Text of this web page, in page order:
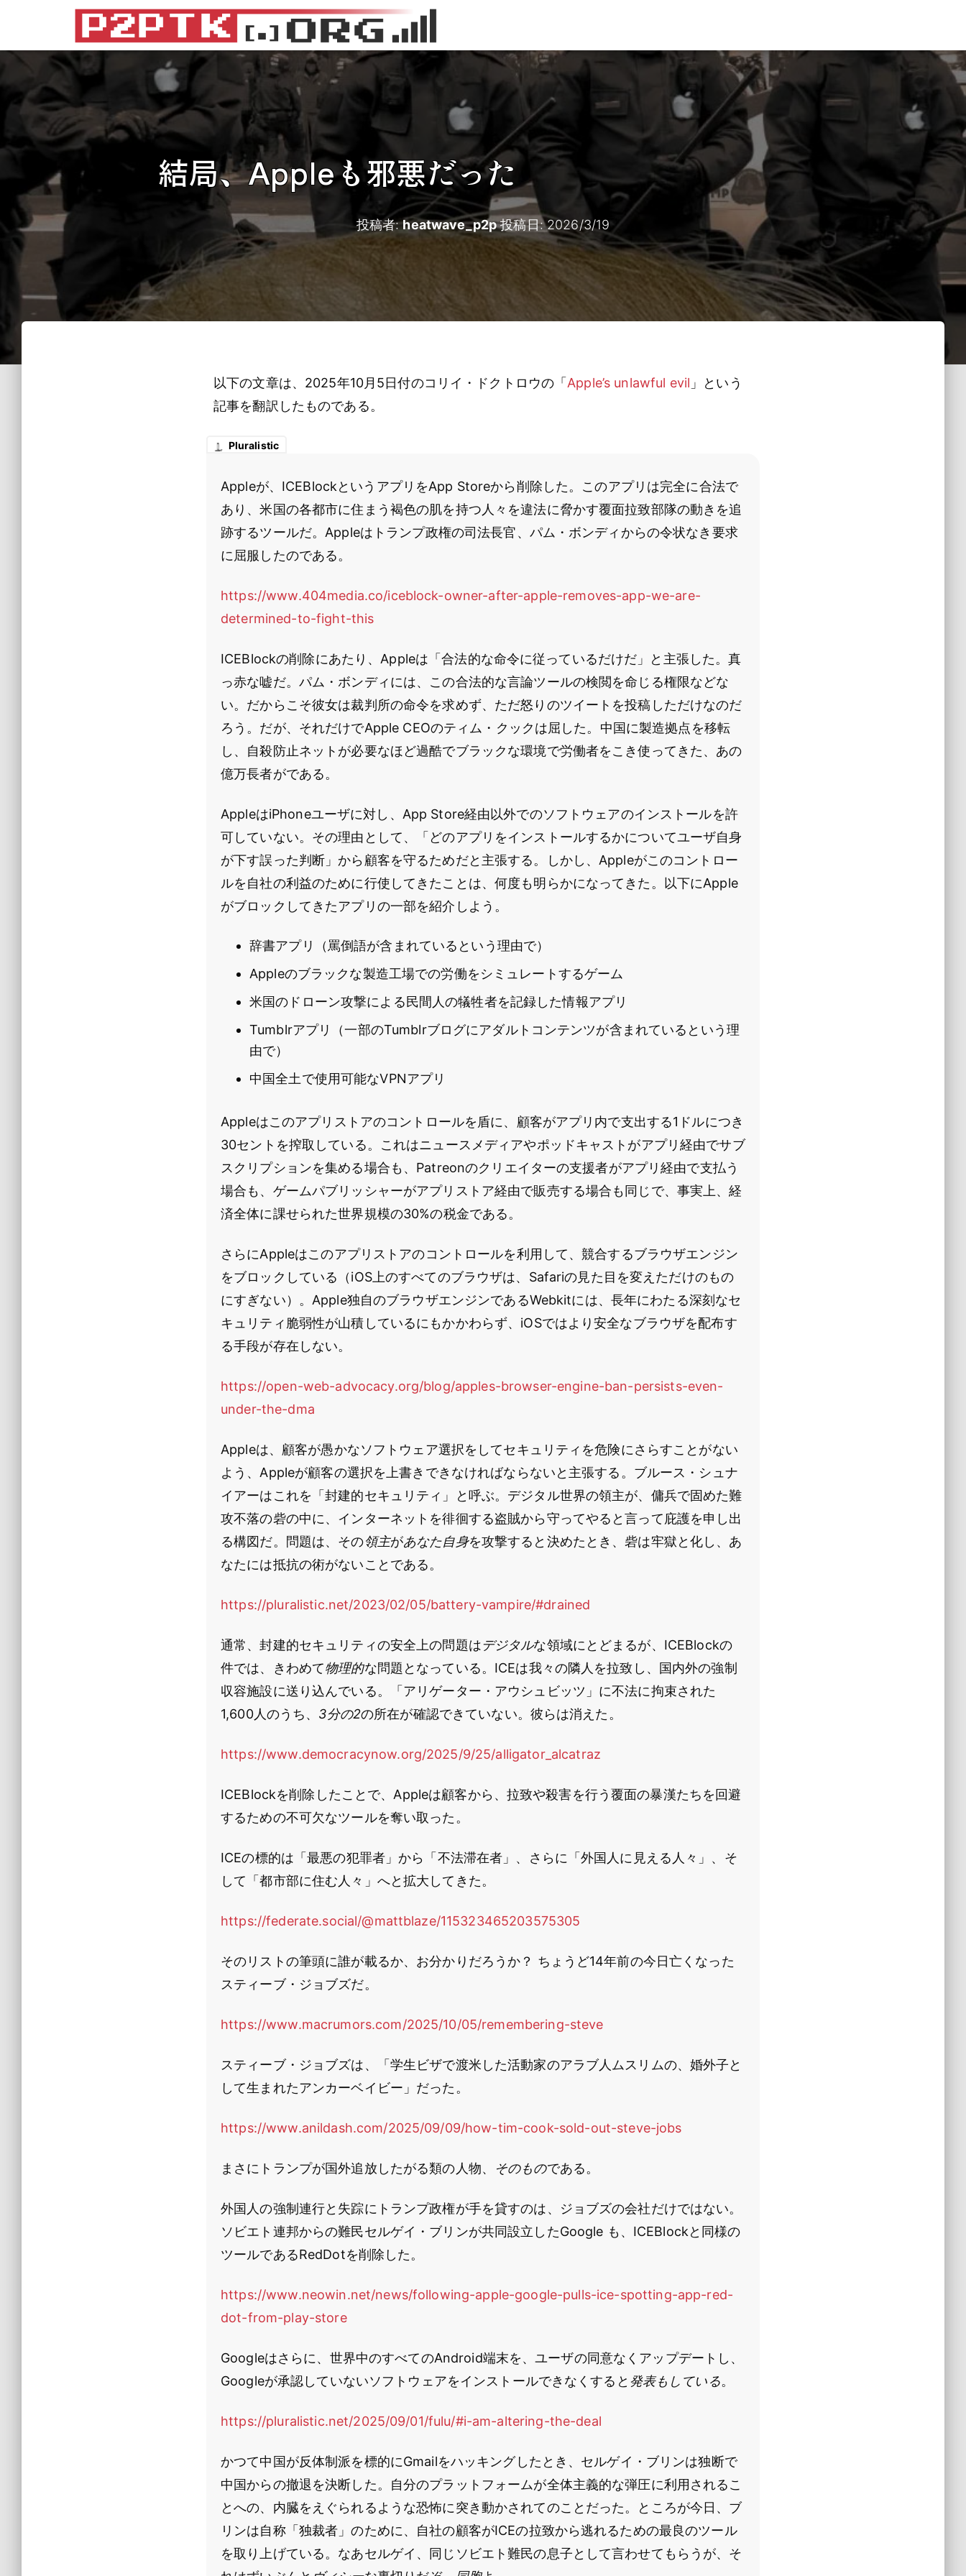
結局、Appleも邪悪だった
投稿者:heatwave_p2p投稿日:2026/3/19
以下の文章は、2025年10月5日付のコリイ・ドクトロウの「 Apple’s unlawful evil 」という
記事を翻訳したものである。
Pluralistic
Appleが、ICEBlockというアプリをApp Storeから削除した。このアプリは完全に合法で
あり、米国の各都市に住まう褐色の肌を持つ人々を違法に脅かす覆面拉致部隊の動きを追
跡するツールだ。Appleはトランプ政権の司法長官、パム・ボンディからの令状なき要求
に屈服したのである。
https://www.404media.co/iceblock-owner-after-apple-removes-app-we-are-
determined-to-fight-this
ICEBlockの削除にあたり、Appleは「合法的な命令に従っているだけだ」と主張した。真
っ赤な嘘だ。パム・ボンディには、この合法的な言論ツールの検閲を命じる権限などな
い。だからこそ彼女は裁判所の命令を求めず、ただ怒りのツイートを投稿しただけなのだ
ろう。だが、それだけでApple CEOのティム・クックは屈した。中国に製造拠点を移転
し、自殺防止ネットが必要なほど過酷でブラックな環境で労働者をこき使ってきた、あの
億万長者がである。
AppleはiPhoneユーザに対し、App Store経由以外でのソフトウェアのインストールを許
可していない。その理由として、「どのアプリをインストールするかについてユーザ自身
が下す誤った判断」から顧客を守るためだと主張する。しかし、Appleがこのコントロー
ルを自社の利益のために行使してきたことは、何度も明らかになってきた。以下にApple
がブロックしてきたアプリの一部を紹介しよう。
辞書アプリ（罵倒語が含まれているという理由で）
Appleのブラックな製造工場での労働をシミュレートするゲーム
米国のドローン攻撃による民間人の犠牲者を記録した情報アプリ
Tumblrアプリ（一部のTumblrブログにアダルトコンテンツが含まれているという理
由で）
中国全土で使用可能なVPNアプリ
Appleはこのアプリストアのコントロールを盾に、顧客がアプリ内で支出する1ドルにつき
30セントを搾取している。これはニュースメディアやポッドキャストがアプリ経由でサブ
スクリプションを集める場合も、Patreonのクリエイターの支援者がアプリ経由で支払う
場合も、ゲームパブリッシャーがアプリストア経由で販売する場合も同じで、事実上、経
済全体に課せられた世界規模の30%の税金である。
さらにAppleはこのアプリストアのコントロールを利用して、競合するブラウザエンジン
をブロックしている（iOS上のすべてのブラウザは、Safariの見た目を変えただけのもの
にすぎない）。Apple独自のブラウザエンジンであるWebkitには、長年にわたる深刻なセ
キュリティ脆弱性が山積しているにもかかわらず、iOSではより安全なブラウザを配布す
る手段が存在しない。
https://open-web-advocacy.org/blog/apples-browser-engine-ban-persists-even-
under-the-dma
Appleは、顧客が愚かなソフトウェア選択をしてセキュリティを危険にさらすことがない
よう、Appleが顧客の選択を上書きできなければならないと主張する。ブルース・シュナ
イアーはこれを「封建的セキュリティ」と呼ぶ。デジタル世界の領主が、傭兵で固めた難
攻不落の砦の中に、インターネットを徘徊する盗賊から守ってやると言って庇護を申し出
る構図だ。問題は、その領主があなた自身を攻撃すると決めたとき、砦は牢獄と化し、あ
なたには抵抗の術がないことである。
https://pluralistic.net/2023/02/05/battery-vampire/#drained
通常、封建的セキュリティの安全上の問題はデジタルな領域にとどまるが、ICEBlockの
件では、きわめて物理的な問題となっている。ICEは我々の隣人を拉致し、国内外の強制
収容施設に送り込んでいる。「アリゲーター・アウシュビッツ」に不法に拘束された
1,600人のうち、 3分の2の所在が確認できていない。彼らは消えた。
https://www.democracynow.org/2025/9/25/alligator_alcatraz
ICEBlockを削除したことで、Appleは顧客から、拉致や殺害を行う覆面の暴漢たちを回避
するための不可欠なツールを奪い取った。
ICEの標的は「最悪の犯罪者」から「不法滞在者」、さらに「外国人に見える人々」、そ
して「都市部に住む人々」へと拡大してきた。
https://federate.social/@mattblaze/115323465203575305
そのリストの筆頭に誰が載るか、お分かりだろうか？ ちょうど14年前の今日亡くなった
スティーブ・ジョブズだ。
https://www.macrumors.com/2025/10/05/remembering-steve
スティーブ・ジョブズは、「学生ビザで渡米した活動家のアラブ人ムスリムの、婚外子と
して生まれたアンカーベイビー」だった。
https://www.anildash.com/2025/09/09/how-tim-cook-sold-out-steve-jobs
まさにトランプが国外追放したがる類の人物、 そのものである。
外国人の強制連行と失踪にトランプ政権が手を貸すのは、ジョブズの会社だけではない。
ソビエト連邦からの難民セルゲイ・ブリンが共同設立したGoogle も、ICEBlockと同様の
ツールであるRedDotを削除した。
https://www.neowin.net/news/following-apple-google-pulls-ice-spotting-app-red-
dot-from-play-store
Googleはさらに、世界中のすべてのAndroid端末を、ユーザの同意なくアップデートし、
Googleが承認していないソフトウェアをインストールできなくすると 発表もしている。
https://pluralistic.net/2025/09/01/fulu/#i-am-altering-the-deal
かつて中国が反体制派を標的にGmailをハッキングしたとき、セルゲイ・ブリンは独断で
中国からの撤退を決断した。自分のプラットフォームが全体主義的な弾圧に利用されるこ
とへの、内臓をえぐられるような恐怖に突き動かされてのことだった。ところが今日、ブ
リンは自称「独裁者」のために、自社の顧客がICEの拉致から逃れるための最良のツール
を取り上げている。なあセルゲイ、同じソビエト難民の息子として言わせてもらうが、そ